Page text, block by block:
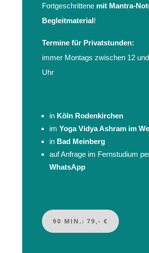
Fortgeschrittene mit Mantra-
Begleitmaterial!
Termine für Privatstunden:
immer Montags zwischen 12
Uhr
in Köln Rodenkirchen
im Yoga Vidya Ashram im
in Bad Meinberg
auf Anfrage im Fernstudium
WhatsApp
90 MIN.: 79,- €